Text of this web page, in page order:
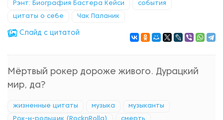
Рэнт: Биография Бастера Кейси события
цитаты о себе Чак Паланик
Cлайд с цитатой
Мёртвый рокер дороже живого. Дурацкий
мир, да?
жизненные цитаты музыка музыканты